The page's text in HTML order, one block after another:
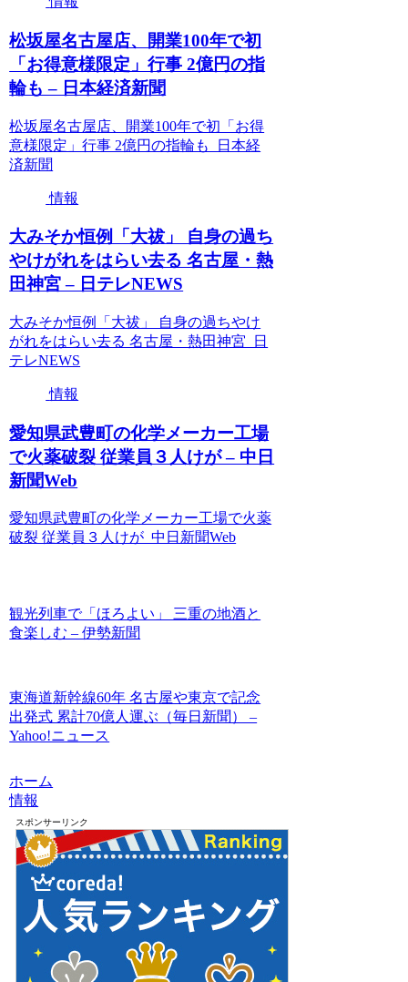
松坂屋名古屋店、開業100年で初
「お得意様限定」行事 2億円の指
輪も – 日本経済新聞
松坂屋名古屋店、開業100年で初「お得
意様限定」行事 2億円の指輪も 日本経
済新聞
情報
大みそか恒例「大祓」 自身の過ち
やけがれをはらい去る 名古屋・熱
田神宮 – 日テレNEWS
大みそか恒例「大祓」 自身の過ちやけ
がれをはらい去る 名古屋・熱田神宮 日
テレNEWS
情報
愛知県武豊町の化学メーカー工場
で火薬破裂 従業員３人けが – 中日
新聞Web
愛知県武豊町の化学メーカー工場で火薬
破裂 従業員３人けが 中日新聞Web
観光列車で「ほろよい」 三重の地酒と
食楽しむ – 伊勢新聞
東海道新幹線60年 名古屋や東京で記念
出発式 累計70億人運ぶ（毎日新聞） –
Yahoo!ニュース
ホーム
情報
スポンサーリンク